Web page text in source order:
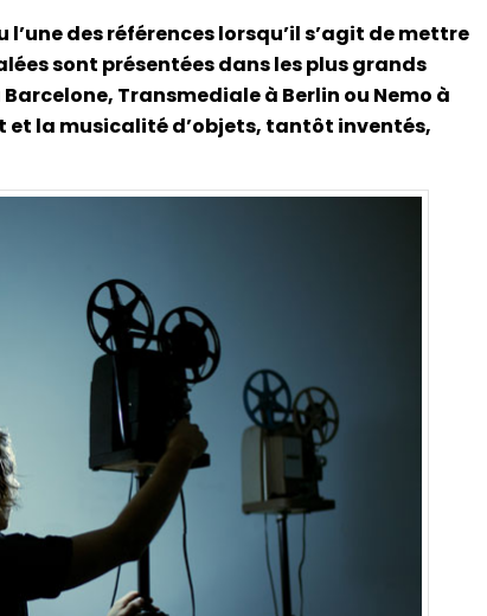
des références lorsqu’il s’agit de mettre
sont présentées dans les plus grands
Transmediale à Berlin ou Nemo à
et la musicalité d’objets, tantôt inventés,